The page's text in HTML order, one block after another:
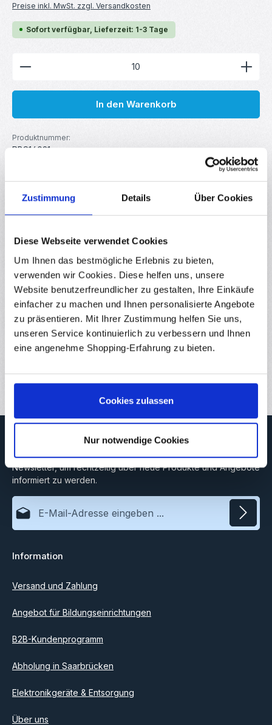
Zustimmung Details Über Cookies
Diese Webseite verwendet Cookies
Um Ihnen das bestmögliche Erlebnis zu bieten,
verwenden wir Cookies. Diese helfen uns, unsere
Website benutzerfreundlicher zu gestalten, Ihre Einkäufe
einfacher zu machen und Ihnen personalisierte Angebote
zu präsentieren. Mit Ihrer Zustimmung helfen Sie uns,
unseren Service kontinuierlich zu verbessern und Ihnen
eine angenehme Shopping-Erfahrung zu bieten.
Cookies zulassen
Nur notwendige Cookies
Preise inkl. MwSt. zzgl. Versandkosten
Sofort verfügbar, Lieferzeit: 1-3 Tage
Produkt Anzahl: Gib den gewünschten Wert ein
In den Warenkorb
Produktnummer:
RBS14021
Hersteller:
your droid
Beschreibung
Metallschichtwiderstand für DIY-Elektronik, Robotik, Arduino,
Raspberry Pi uvm. Linearer Festwiderstand mit
Eigenschaften
Hersteller
Downloads
Bewertungen
Abonnieren Sie jetzt unseren regelmäßig erscheinenden
Newsletter, um rechtzeitig über neue Produkte und Angebote
informiert zu werden.
E-Mail-Adresse*
Ich habe dieDatenschutzbestimmungen
einverstanden.
Information
Versand und Zahlung
Angebot für Bildungseinrichtungen
B2B-Kundenprogramm
Abholung in Saarbrücken
Elektronikgeräte & Entsorgung
Über uns